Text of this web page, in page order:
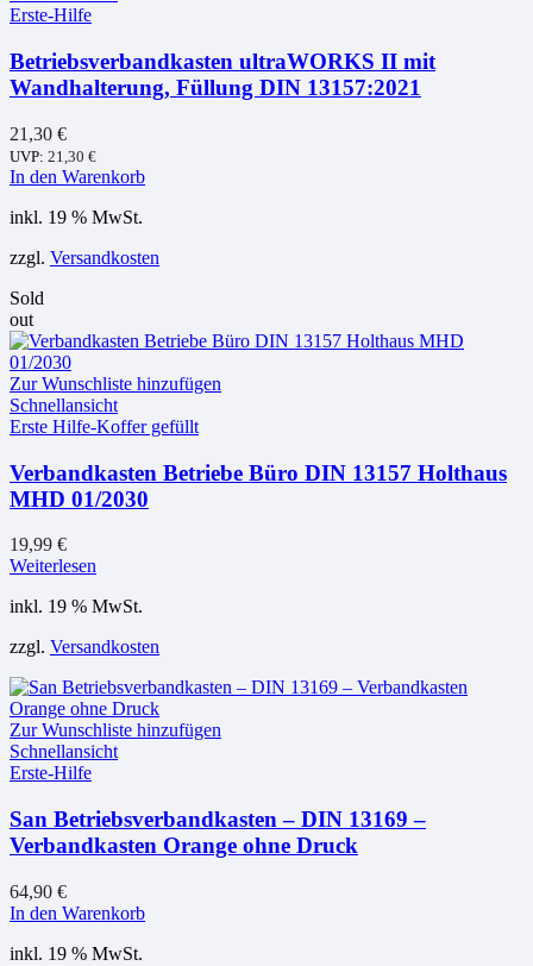
Erste-Hilfe
Betriebsverbandkasten ultraWORKS II mit
Wandhalterung, Füllung DIN 13157:2021
21,30 €
UVP: 21,30 €
In den Warenkorb
inkl. 19 % MwSt.
zzgl. Versandkosten
Sold
out
Zur Wunschliste hinzufügen
Schnellansicht
Erste Hilfe-Koffer gefüllt
Verbandkasten Betriebe Büro DIN 13157 Holthaus
MHD 01/2030
19,99 €
Weiterlesen
inkl. 19 % MwSt.
zzgl. Versandkosten
Zur Wunschliste hinzufügen
Schnellansicht
Erste-Hilfe
San Betriebsverbandkasten – DIN 13169 –
Verbandkasten Orange ohne Druck
64,90 €
In den Warenkorb
inkl. 19 % MwSt.